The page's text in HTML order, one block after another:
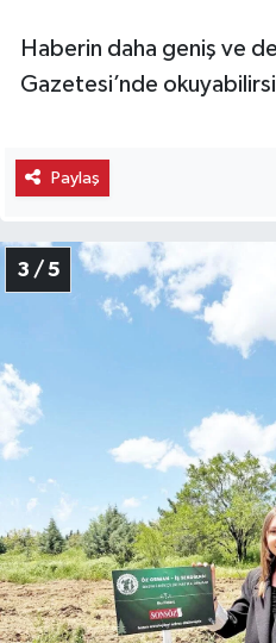
Haberin daha geniş ve
Gazetesi’nde
Paylaş
3 / 5